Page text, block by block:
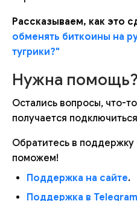
Рассказываем, как это
обменять биткоины на
тугрики?"
Нужна помощь?
Остались вопросы, что-
получается
Обратитесь в
поможем!
Поддержка на сайте.
Поддержка в Telegram